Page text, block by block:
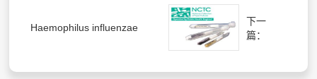
Haemophilus influenzae
下一
篇：